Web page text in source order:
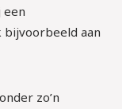
een
aan
zo’n